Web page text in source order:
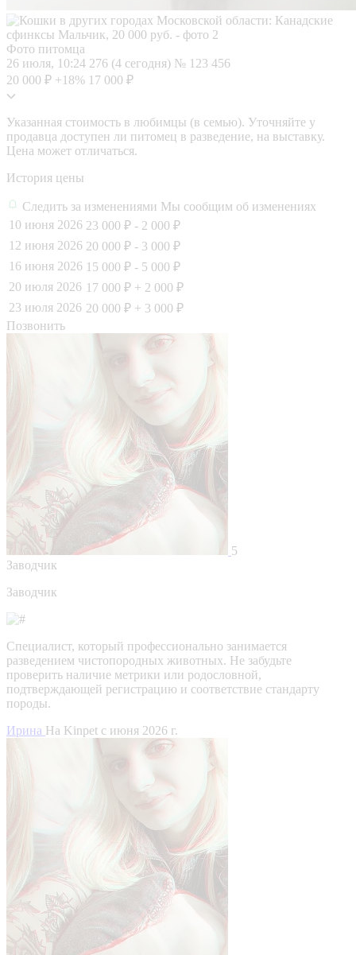
Фото питомца
26 июля, 10:24 276 (4 сегодня) № 123 456
20 000 ₽ +18% 17 000 ₽
Указанная стоимость в любимцы (в семью). Уточняйте у
продавца доступен ли питомец в разведение, на выставку.
Цена может отличаться.
История цены
Следить за изменениями Мы сообщим об изменениях
10 июня 2026 23 000 ₽ - 2 000 ₽
12 июня 2026 20 000 ₽ - 3 000 ₽
16 июня 2026 15 000 ₽ - 5 000 ₽
20 июля 2026 17 000 ₽ + 2 000 ₽
23 июля 2026 20 000 ₽ + 3 000 ₽
Позвонить
5
Заводчик
Заводчик
Специалист, который профессионально занимается
разведением чистопородных животных. Не забудьте
проверить наличие метрики или родословной,
подтверждающей регистрацию и соответствие стандарту
породы.
Ирина На Kinpet c июня 2026 г.